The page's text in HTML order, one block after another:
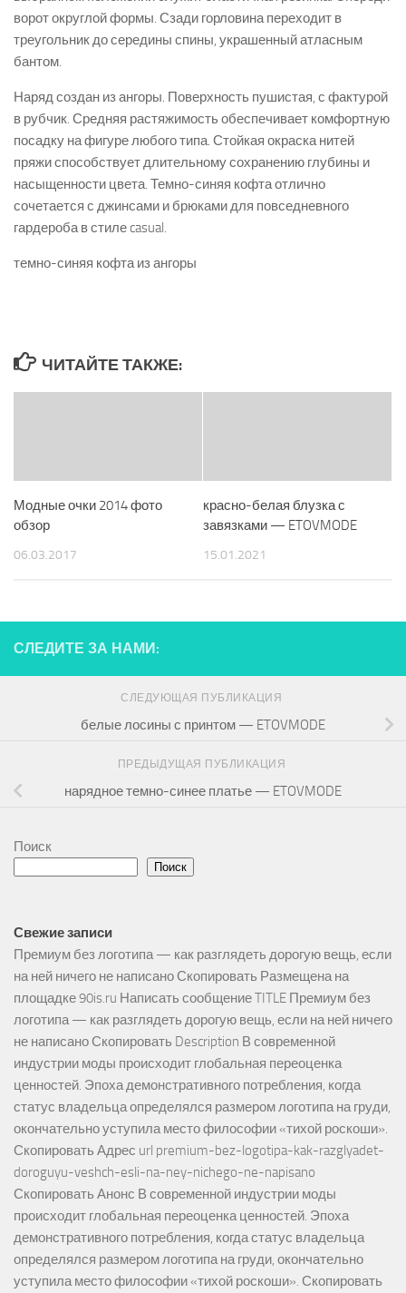
ворот округлой формы. Сзади горловина переходит в
треугольник до середины спины, украшенный атласным
бантом.
Наряд создан из ангоры. Поверхность пушистая, с фактурой
в рубчик. Средняя растяжимость обеспечивает комфортную
посадку на фигуре любого типа. Стойкая окраска нитей
пряжи способствует длительному сохранению глубины и
насыщенности цвета. Темно-синяя кофта отлично
сочетается с джинсами и брюками для повседневного
гардероба в стиле casual.
темно-синяя кофта из ангоры
ЧИТАЙТЕ ТАКЖЕ:
Модные очки 2014 фото
обзор
06.03.2017
красно-белая блузка с
завязками — ETOVMODE
15.01.2021
СЛЕДИТЕ ЗА НАМИ:
СЛЕДУЮЩАЯ ПУБЛИКАЦИЯ
белые лосины с принтом — ETOVMODE
ПРЕДЫДУЩАЯ ПУБЛИКАЦИЯ
нарядное темно-синее платье — ETOVMODE
Поиск
Поиск
Свежие записи
Премиум без логотипа — как разглядеть дорогую вещь, если
на ней ничего не написано Скопировать Размещена на
площадке 90is.ru Написать сообщение TITLE Премиум без
логотипа — как разглядеть дорогую вещь, если на ней ничего
не написано Скопировать Description В современной
индустрии моды происходит глобальная переоценка
ценностей. Эпоха демонстративного потребления, когда
статус владельца определялся размером логотипа на груди,
окончательно уступила место философии «тихой роскоши».
Скопировать Адрес url premium-bez-logotipa-kak-razglyadet-
doroguyu-veshch-esli-na-ney-nichego-ne-napisano
Скопировать Анонс В современной индустрии моды
происходит глобальная переоценка ценностей. Эпоха
демонстративного потребления, когда статус владельца
определялся размером логотипа на груди, окончательно
уступила место философии «тихой роскоши». Скопировать